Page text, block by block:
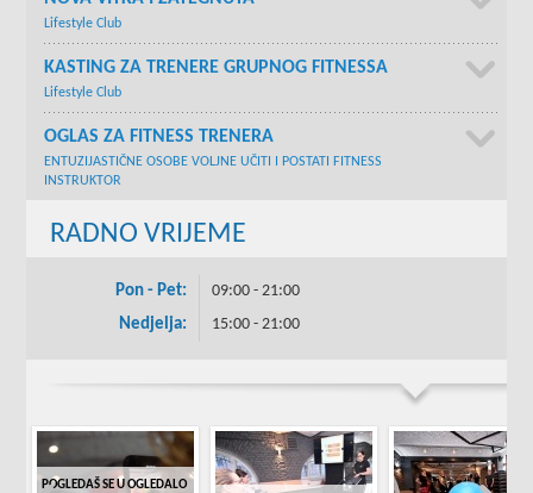
Lifestyle Club
KASTING ZA TRENERE GRUPNOG FITNESSA
Lifestyle Club
OGLAS ZA FITNESS TRENERA
ENTUZIJASTIČNE OSOBE VOLJNE UČITI I POSTATI FITNESS
INSTRUKTOR
RADNO VRIJEME
Pon - Pet:
09:00 - 21:00
Nedjelja:
15:00 - 21:00
POGLEDAŠ SE U OGLEDALO